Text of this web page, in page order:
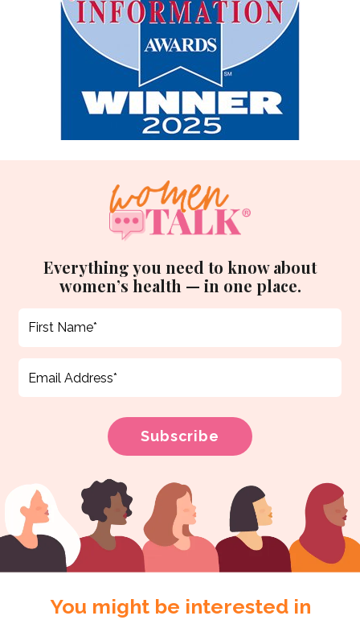
Everything you need to know about
women’s health — in one place.
You might be interested in